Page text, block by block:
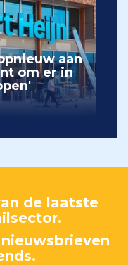
aan
om er in
de laatste